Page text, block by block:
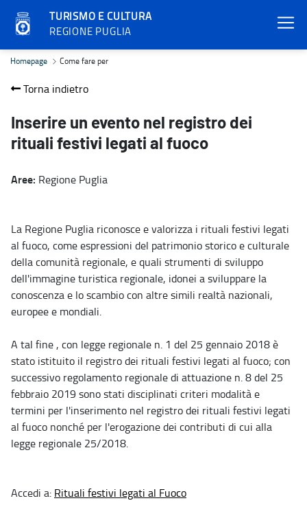
TURISMO E CULTURA
REGIONE PUGLIA
Come fare per - Turismo e cultura
Homepage Come fare per
Torna indietro
Inserire un evento nel registro dei
rituali festivi legati al fuoco
Aree: Regione Puglia
La Regione Puglia riconosce e valorizza i rituali festivi legati
al fuoco, come espressioni del patrimonio storico e culturale
della comunità regionale, e quali strumenti di sviluppo
dell'immagine turistica regionale, idonei a sviluppare la
conoscenza e lo scambio con altre simili realtà nazionali,
europee e mondiali.
A tal fine , con legge regionale n. 1 del 25 gennaio 2018 è
stato istituito il registro dei rituali festivi legati al fuoco; con
successivo regolamento regionale di attuazione n. 8 del 25
febbraio 2019 sono stati disciplinati criteri modalità e
termini per l'inserimento nel registro dei rituali festivi legati
al fuoco nonché per l'erogazione dei contributi di cui alla
legge regionale 25/2018.
Accedi a: Rituali festivi legati al Fuoco